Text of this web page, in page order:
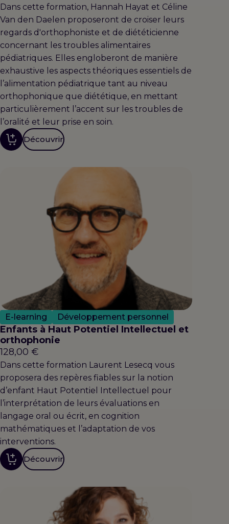
Dans cette formation, Hannah Hayat et Céline
Van den Daelen proposeront de croiser leurs
regards d'orthophoniste et de diététicienne
concernant les troubles alimentaires
pédiatriques. Elles engloberont de manière
exhaustive les aspects théoriques essentiels de
l’alimentation pédiatrique tant au niveau
orthophonique que diététique, en mettant
particulièrement l’accent sur les troubles de
l’oralité et leur prise en soin.
Découvrir
E-learning Développement personnel
Enfants à Haut Potentiel Intellectuel et
orthophonie
128,00 €
Dans cette formation Laurent Lesecq vous
proposera des repères fiables sur la notion
d’enfant Haut Potentiel Intellectuel pour
l’interprétation de leurs évaluations en
langage oral ou écrit, en cognition
mathématiques et l’adaptation de vos
interventions.
Découvrir